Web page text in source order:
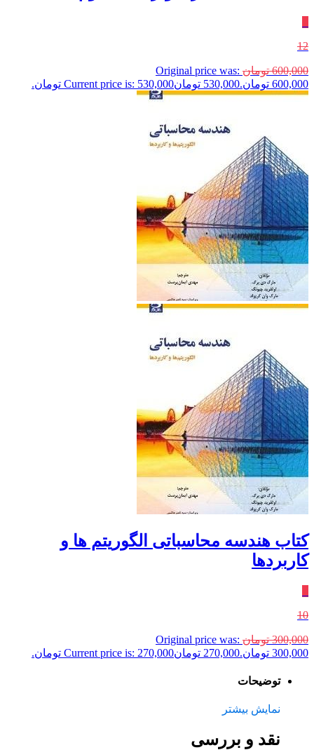
12
600,000 تومان Original price was:
600,000 تومان.
530,000 تومانCurrent price is: 530,000 تومان.
کتاب هندسه محاسباتی الگوریتم ها و
کاربردها
10
300,000 تومان Original price was:
300,000 تومان.
270,000 تومانCurrent price is: 270,000 تومان.
توضیحات
نمایش بیشتر
نقد و بررسی